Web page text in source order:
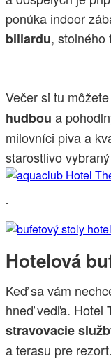
ponúka indoor
biliardu, stolného
Večer si tu
hudbou a
milovníci piva a
starostlivo
.
Hotelová
Keď sa vám
hneď vedľa. Hotel
stravovacie
a terasu pre